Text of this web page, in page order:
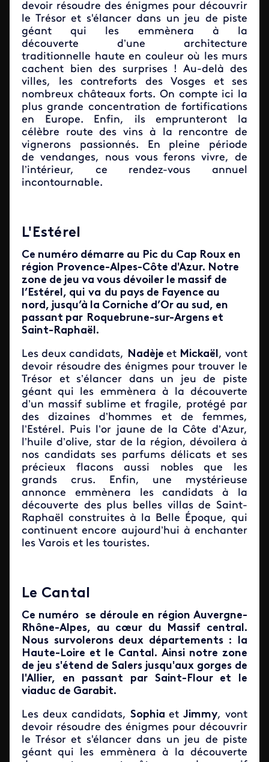
devoir résoudre des énigmes pour découvrir
le Trésor et s'élancer dans un jeu de piste
géant qui les emmènera à la
découverte d’une architecture
traditionnelle haute en couleur où les murs
cachent bien des surprises ! Au-delà des
villes, les contreforts des Vosges et ses
nombreux châteaux forts. On compte ici la
plus grande concentration de fortifications
en Europe. Enfin, ils emprunteront la
célèbre route des vins à la rencontre de
vignerons passionnés. En pleine période
de vendanges, nous vous ferons vivre, de
l’intérieur, ce rendez-vous annuel
incontournable.
L'Estérel
Ce numéro démarre au Pic du Cap Roux en
région Provence-Alpes-Côte d'Azur. Notre
zone de jeu va vous dévoiler le massif de
l’Estérel, qui va du pays de Fayence au
nord, jusqu’à la Corniche d’Or au sud, en
passant par Roquebrune-sur-Argens et
Saint-Raphaël.
Les deux candidats, Nadèje et Mickaël, vont
devoir résoudre des énigmes pour trouver le
Trésor et s’élancer dans un jeu de piste
géant qui les emmènera à la découverte
d’un massif sublime et fragile, protégé par
des dizaines d’hommes et de femmes,
l’Estérel. Puis l’or jaune de la Côte d’Azur,
l’huile d’olive, star de la région, dévoilera à
nos candidats ses parfums délicats et ses
précieux flacons aussi nobles que les
grands crus. Enfin, une mystérieuse
annonce emmènera les candidats à la
découverte des plus belles villas de Saint-
Raphaël construites à la Belle Époque, qui
continuent encore aujourd’hui à enchanter
les Varois et les touristes.
Le Cantal
Ce numéro se déroule en région Auvergne-
Rhône-Alpes, au cœur du Massif central.
Nous survolerons deux départements : la
Haute-Loire et le Cantal. Ainsi notre zone
de jeu s'étend de Salers jusqu'aux gorges de
l'Allier, en passant par Saint-Flour et le
viaduc de Garabit.
Les deux candidats, Sophia etJimmy, vont
devoir résoudre des énigmes pour découvrir
le Trésor et s'élancer dans un jeu de piste
géant qui les emmènera à la découverte